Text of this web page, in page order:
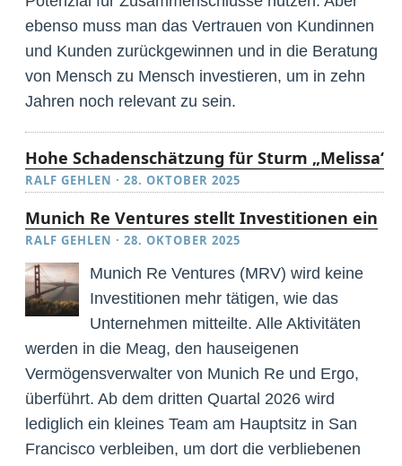
ebenso muss man das Vertrauen von Kundinnen
und Kunden zurückgewinnen und in die Beratung
von Mensch zu Mensch investieren, um in zehn
Jahren noch relevant zu sein.
Hohe Schadenschätzung für Sturm „Melissa“
RALF GEHLEN ·28. OKTOBER 2025
Munich Re Ventures stellt Investitionen ein
RALF GEHLEN ·28. OKTOBER 2025
Munich Re Ventures (MRV) wird keine
Investitionen mehr tätigen, wie das
Unternehmen mitteilte. Alle Aktivitäten
werden in die Meag, den hauseigenen
Vermögensverwalter von Munich Re und Ergo,
überführt. Ab dem dritten Quartal 2026 wird
lediglich ein kleines Team am Hauptsitz in San
Francisco verbleiben, um dort die verbliebenen